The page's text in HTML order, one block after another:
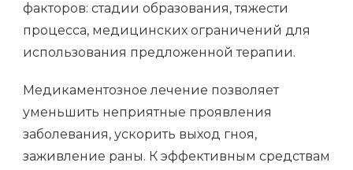
факторов: стадии образования, тяжести
процесса, медицинских ограничений для
использования предложенной терапии.
Медикаментозное лечение позволяет
уменьшить неприятные проявления
заболевания, ускорить выход гноя,
заживление раны. К эффективным средствам